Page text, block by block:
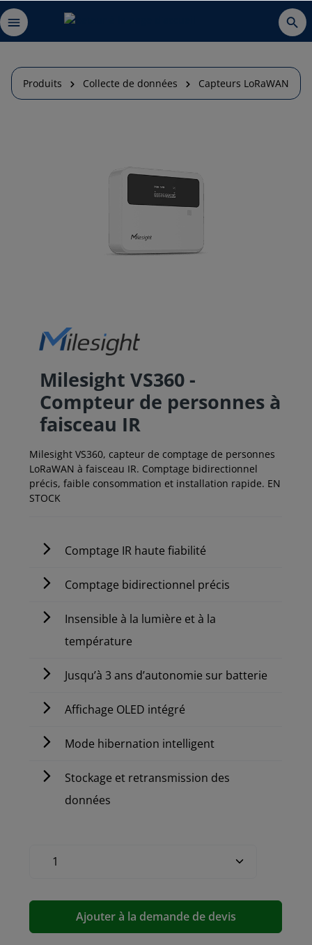
Produits Collecte de données Capteurs LoRaWAN
Milesight VS360 -
Compteur de personnes à
faisceau IR
Milesight VS360, capteur de comptage de personnes
LoRaWAN à faisceau IR. Comptage bidirectionnel
précis, faible consommation et installation rapide. EN
STOCK
Comptage IR haute fiabilité
Comptage bidirectionnel précis
Insensible à la lumière et à la
température
Jusqu’à 3 ans d’autonomie sur batterie
Affichage OLED intégré
Mode hibernation intelligent
Stockage et retransmission des
données
Ajouter à la demande de devis